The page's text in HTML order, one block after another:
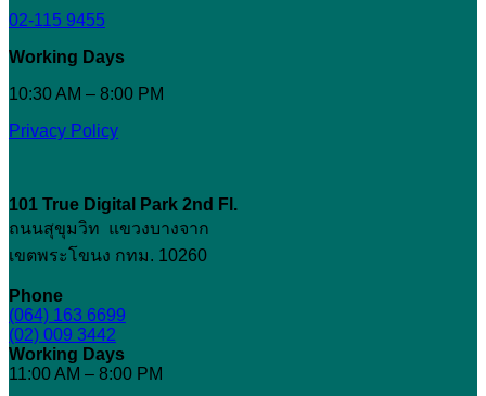
02-115 9455
Working Days
10:30 AM – 8:00 PM
Privacy Policy
101 True Digital Park 2nd Fl.
ถนนสุขุมวิท แขวงบางจาก
เขตพระโขนง กทม. 10260
Phone
(064) 163 6699
(02) 009 3442
Working Days
11:00 AM – 8:00 PM